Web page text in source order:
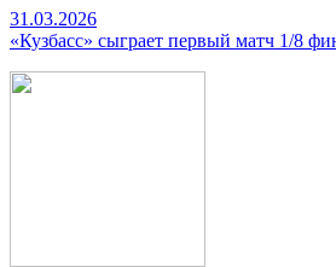
31.03.2026
«Кузбасс» сыграет первый матч 1/8